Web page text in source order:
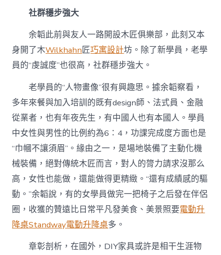
社群穩步強大
余韜此前與友人一路開設木匠俱樂部，此刻又本
身開了木Wilkhahn匠巧寓設計坊。除了新學員，老學
員的“虔誠度”也很高，社群穩步強大。
老學員的“人物畫像”很有興趣思。據余韜察看，
多年來餐與加入培訓的既有design師、法式員、金融
從業者，也有年夜先生，有中國人也有本國人。學員
中女性與男性的比例約為6∶4，功課完成度方面也是
“巾幗不讓須眉”。緣由之一，是場地裝備了主動化機
械裝備，絕對傳統木匠而言，對人的膂力請求沒那么
高，女性也能做，還能做得更精緻。“還有成績感的驅
動。”余韜說，有的女學員做完一把椅子之后發在伴侶
圈，收獲的贊遠比日常平凡發美食、美景照要電動升
降桌Standway電動升降桌多。
章彰剖析，在國外，DIY家具或許是相干生涯物